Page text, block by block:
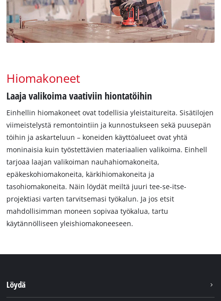
Hiomakoneet
Laaja valikoima vaativiin hiontatöihin
Einhellin hiomakoneet ovat todellisia yleistaitureita. Sisätilojen
viimeistelystä remontointiin ja kunnostukseen sekä puusepän
töihin ja askarteluun – koneiden käyttöalueet ovat yhtä
moninaisia kuin työstettävien materiaalien valikoima. Einhell
tarjoaa laajan valikoiman nauhahiomakoneita,
epäkeskohiomakoneita, kärkihiomakoneita ja
tasohiomakoneita. Näin löydät meiltä juuri tee-se-itse-
projektiasi varten tarvitsemasi työkalun. Ja jos etsit
mahdollisimman moneen sopivaa työkalua, tartu
käytännölliseen yleishiomakoneeseen.
Löydä